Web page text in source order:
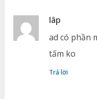
lâp
ad có phần
tấm ko
Trả lời